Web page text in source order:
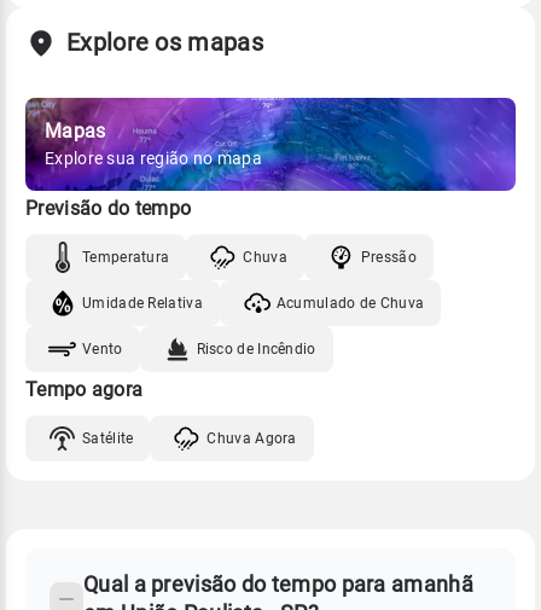
Explore os mapas
Mapas
Explore sua região no mapa
Previsão do tempo
Temperatura Chuva Pressão
Umidade Relativa Acumulado de Chuva
Vento Risco de Incêndio
Tempo agora
Satélite Chuva Agora
Qual a previsão do tempo para amanhã